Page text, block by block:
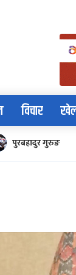
विचार
पुरबहादुर गुरुङ